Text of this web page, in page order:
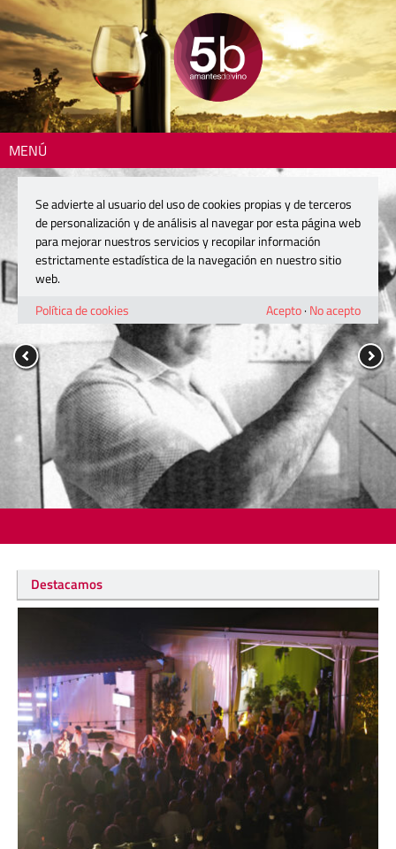
MENÚ
Destacamos
Se advierte al usuario del uso de cookies propias y de terceros
de personalización y de análisis al navegar por esta página web
para mejorar nuestros servicios y recopilar información
estrictamente estadística de la navegación en nuestro sitio
web.
Política de cookies
Acepto· No acepto